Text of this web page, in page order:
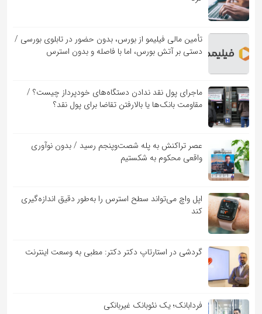
تأمین مالی فیلیمو از بورس، بدون حضور در تابلوی بورسی /
دستی بر آتش بورس، اما با فاصله و بدون استرس
ماجرای پول نقد ندادن دستگاه‌های خودپرداز چیست؟ /
مقاومت بانک‌ها یا بالارفتن تقاضا برای پول نقد؟
عصر تراکنش به پله شصت‌وپنجم رسید / بدون نوآوری
واقعی محکوم به شکستیم
اپل واچ می‌تواند سطح استرس را به‌طور دقیق اندازه‌گیری
کند
گردشی در استارتاپ دکتر دکتر: مطبی به وسعت اینترنت
فردابانک؛ یک نئوبانک غیربانکی